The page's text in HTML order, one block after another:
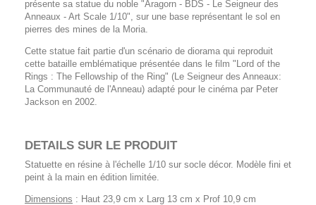
présente sa statue du noble "Aragorn - BDS - Le Seigneur des
Anneaux - Art Scale 1/10", sur une base représentant le sol en
pierres des mines de la Moria.
Cette statue fait partie d'un scénario de diorama qui reproduit
cette bataille emblématique présentée dans le film "Lord of the
Rings : The Fellowship of the Ring" (Le Seigneur des Anneaux:
La Communauté de l'Anneau) adapté pour le cinéma par Peter
Jackson en 2002.
DETAILS SUR LE PRODUIT
Statuette en résine à l'échelle 1/10 sur socle décor. Modèle fini et
peint à la main en édition limitée.
Dimensions : Haut 23,9 cm x Larg 13 cm x Prof 10,9 cm